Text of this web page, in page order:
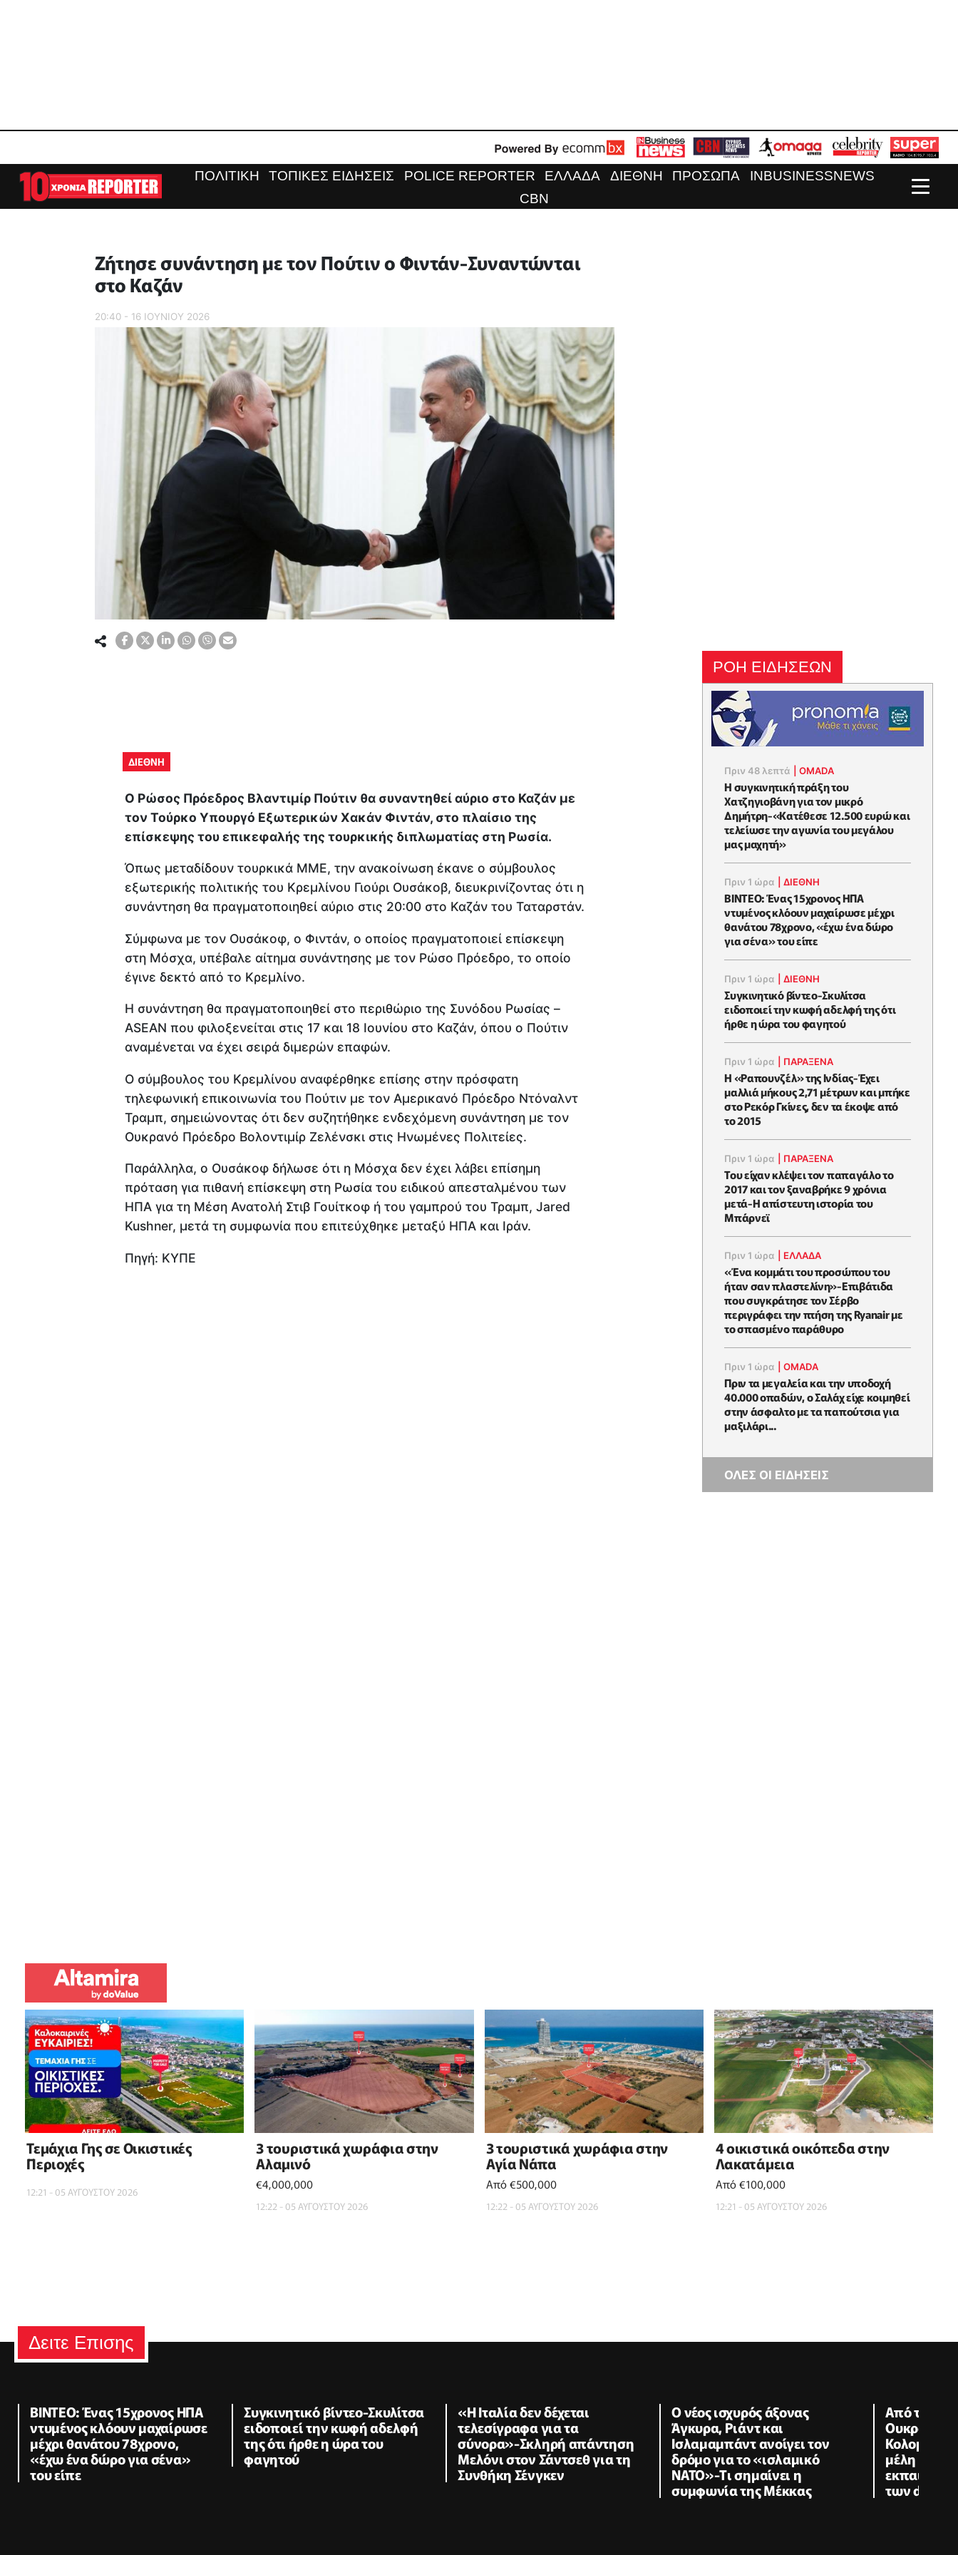
ΠΟΛΙΤΙΚΗ ΤΟΠΙΚΕΣ ΕΙΔΗΣΕΙΣ POLICE REPORTER ΕΛΛΑΔΑ ΔΙΕΘΝΗ ΠΡΟΣΩΠΑ
INBUSINESSNEWS
CBN
Ζήτησε συνάντηση με τον Πούτιν ο Φιντάν-Συναντώνται
στο Καζάν
20:40 - 16 ΙΟΥΝΙΟΥ 2026
ΔΙΕΘΝΗ
Ο Ρώσος Πρόεδρος Βλαντιμίρ Πούτιν θα συναντηθεί αύριο στο Καζάν με
τον Τούρκο Υπουργό Εξωτερικών Χακάν Φιντάν, στο πλαίσιο της
επίσκεψης του επικεφαλής της τουρκικής διπλωματίας στη Ρωσία.
Όπως μεταδίδουν τουρκικά ΜΜΕ, την ανακοίνωση έκανε ο σύμβουλος
εξωτερικής πολιτικής του Κρεμλίνου Γιούρι Ουσάκοβ, διευκρινίζοντας ότι η
συνάντηση θα πραγματοποιηθεί αύριο στις 20:00 στο Καζάν του Ταταρστάν.
Σύμφωνα με τον Ουσάκοφ, ο Φιντάν, ο οποίος πραγματοποιεί επίσκεψη
στη Μόσχα, υπέβαλε αίτημα συνάντησης με τον Ρώσο Πρόεδρο, το οποίο
έγινε δεκτό από το Κρεμλίνο.
Η συνάντηση θα πραγματοποιηθεί στο περιθώριο της Συνόδου Ρωσίας –
ASEAN που φιλοξενείται στις 17 και 18 Ιουνίου στο Καζάν, όπου ο Πούτιν
αναμένεται να έχει σειρά διμερών επαφών.
Ο σύμβουλος του Κρεμλίνου αναφέρθηκε επίσης στην πρόσφατη
τηλεφωνική επικοινωνία του Πούτιν με τον Αμερικανό Πρόεδρο Ντόναλντ
Τραμπ, σημειώνοντας ότι δεν συζητήθηκε ενδεχόμενη συνάντηση με τον
Ουκρανό Πρόεδρο Βολοντιμίρ Ζελένσκι στις Ηνωμένες Πολιτείες.
Παράλληλα, ο Ουσάκοφ δήλωσε ότι η Μόσχα δεν έχει λάβει επίσημη
πρόταση για πιθανή επίσκεψη στη Ρωσία του ειδικού απεσταλμένου των
ΗΠΑ για τη Μέση Ανατολή Στιβ Γουίτκοφ ή του γαμπρού του Τραμπ, Jared
Kushner, μετά τη συμφωνία που επιτεύχθηκε μεταξύ ΗΠΑ και Ιράν.
Πηγή: ΚΥΠΕ
ΡΟΗ ΕΙΔΗΣΕΩΝ
Πριν 48 λεπτά |OMADA
Η συγκινητική πράξη του
Χατζηγιοβάνη για τον μικρό
Δημήτρη-«Κατέθεσε 12.500 ευρώ και
τελείωσε την αγωνία του μεγάλου
μας μαχητή»
Πριν 1 ώρα |ΔΙΕΘΝΗ
ΒΙΝΤΕΟ: Ένας 15χρονος ΗΠΑ
ντυμένος κλόουν μαχαίρωσε μέχρι
θανάτου 78χρονο, «έχω ένα δώρο
για σένα» του είπε
Πριν 1 ώρα |ΔΙΕΘΝΗ
Συγκινητικό βίντεο-Σκυλίτσα
ειδοποιεί την κωφή αδελφή της ότι
ήρθε η ώρα του φαγητού
Πριν 1 ώρα ΠΑΡΑΞΕΝΑ
Η «Ραπουνζέλ» της Ινδίας-Έχει
μαλλιά μήκους 2,71 μέτρων και μπήκε
στο Ρεκόρ Γκίνες, δεν τα έκοψε από
το 2015
Πριν 1 ώρα ΠΑΡΑΞΕΝΑ
Του είχαν κλέψει τον παπαγάλο το
2017 και τον ξαναβρήκε 9 χρόνια
μετά-Η απίστευτη ιστορία του
Μπάρνεϊ
Πριν 1 ώρα ΕΛΛΑΔΑ
«Ένα κομμάτι του προσώπου του
ήταν σαν πλαστελίνη»-Επιβάτιδα
που συγκράτησε τον Σέρβο
περιγράφει την πτήση της Ryanair με
το σπασμένο παράθυρο
Πριν 1 ώρα |OMADA
Πριν τα μεγαλεία και την υποδοχή
40.000 οπαδών, ο Σαλάχ είχε κοιμηθεί
στην άσφαλτο με τα παπούτσια για
μαξιλάρι...
ΟΛΕΣ ΟΙ ΕΙΔΗΣΕΙΣ
Τεμάχια Γης σε Οικιστικές
Περιοχές
12:21 - 05 ΑΥΓΟΥΣΤΟΥ 2026
3 τουριστικά χωράφια στην
Αλαμινό
€4,000,000
12:22 - 05 ΑΥΓΟΥΣΤΟΥ 2026
3 τουριστικά χωράφια στην
Αγία Νάπα
Από €500,000
12:22 - 05 ΑΥΓΟΥΣΤΟΥ 2026
4 οικιστικά οικόπεδα στην
Λακατάμεια
Από €100,000
12:21 - 05 ΑΥΓΟΥΣΤΟΥ 2026
Δειτε Επισης
ΒΙΝΤΕΟ: Ένας 15χρονος ΗΠΑ
ντυμένος κλόουν μαχαίρωσε
μέχρι θανάτου 78χρονο,
«έχω ένα δώρο για σένα»
του είπε
Συγκινητικό βίντεο-Σκυλίτσα
ειδοποιεί την κωφή αδελφή
της ότι ήρθε η ώρα του
φαγητού
«Η Ιταλία δεν δέχεται
τελεσίγραφα για τα
σύνορα»-Σκληρή απάντηση
Μελόνι στον Σάντσεθ για τη
Συνθήκη Σένγκεν
O νέος ισχυρός άξονας
Άγκυρα, Ριάντ και
Ισλαμαμπάντ ανοίγει τον
δρόμο για το «ισλαμικό
ΝΑΤΟ»-Tι σημαίνει η
συμφωνία της Μέκκας
Από το
Ουκρανίας
μέλη
των drones